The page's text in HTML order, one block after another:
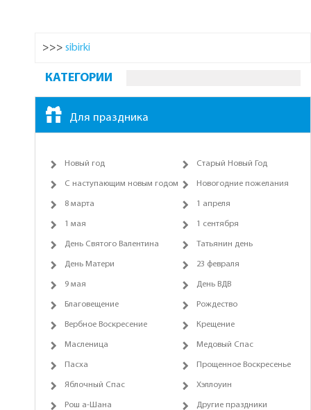
>>> sibirki
КАТЕГОРИИ
Для праздника
Новый год Старый Новый Год
С наступающим новым годом Новогодние пожелания
8 марта 1 апреля
1 мая 1 сентября
День Святого Валентина Татьянин день
День Матери 23 февраля
9 мая День ВДВ
Благовещение Рождество
Вербное Воскресение Крещение
Масленица Медовый Спас
Пасха Прощенное Воскресенье
Яблочный Спас Хэллоуин
Рош а-Шана Другие праздники